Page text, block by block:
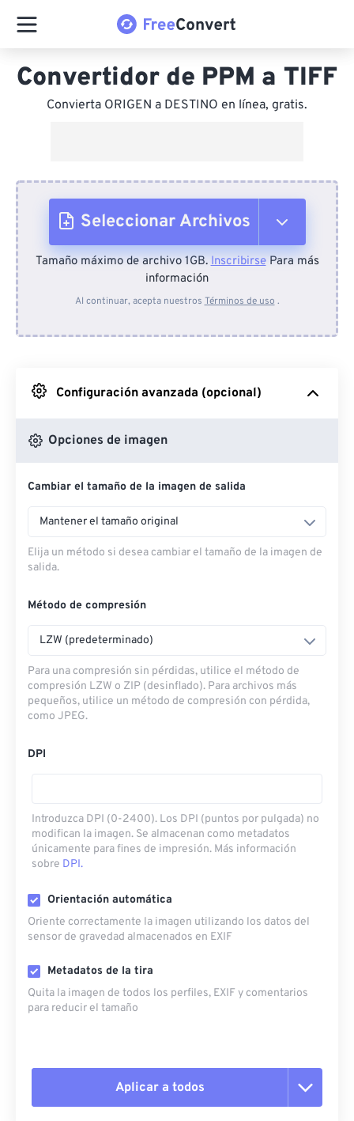
Convertidor de PPM a TIFF
Convierta ORIGEN a DESTINO en línea, gratis.
Seleccionar Archivos
Desde el dispositivo
Desde Google Drive
Desde OneDrive
Desde URL
Tamaño máximo de archivo 1GB.InscribirsePara más
información
Al continuar, acepta nuestros Términos de uso .
Configuración avanzada (opcional)
Opciones de imagen
Cambiar el tamaño de la imagen de salida
Mantener el tamaño original
Elija un método si desea cambiar el tamaño de la imagen de
salida.
Método de compresión
LZW (predeterminado)
Para una compresión sin pérdidas, utilice el método de
compresión LZW o ZIP (desinflado). Para archivos más
pequeños, utilice un método de compresión con pérdida,
como JPEG.
DPI
Introduzca DPI (0-2400). Los DPI (puntos por pulgada) no
modifican la imagen. Se almacenan como metadatos
únicamente para fines de impresión. Más información
sobre DPI.
Orientación automática
Oriente correctamente la imagen utilizando los datos del
sensor de gravedad almacenados en EXIF
Metadatos de la tira
Quita la imagen de todos los perfiles, EXIF ​​y comentarios
para reducir el tamaño
Aplicar a todos